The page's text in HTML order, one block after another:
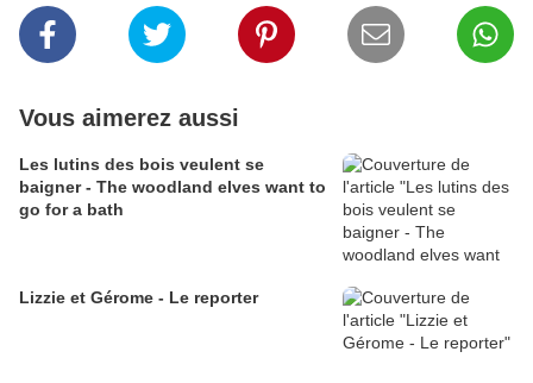
Vous aimerez aussi
Les lutins des bois veulent se
baigner - The woodland elves want to
go for a bath
Lizzie et Gérome - Le reporter